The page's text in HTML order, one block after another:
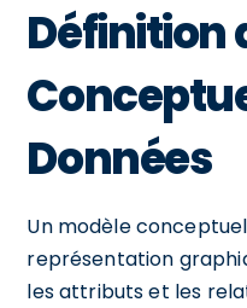
Définition
Données
Un modèle
représentation
les attributs et les